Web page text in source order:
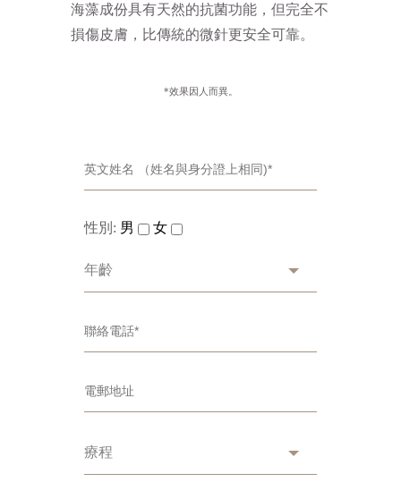
海藻成份具有天然的抗菌功能，但完全不
損傷皮膚，比傳統的微針更安全可靠。
*效果因人而異。
性別: 男 女